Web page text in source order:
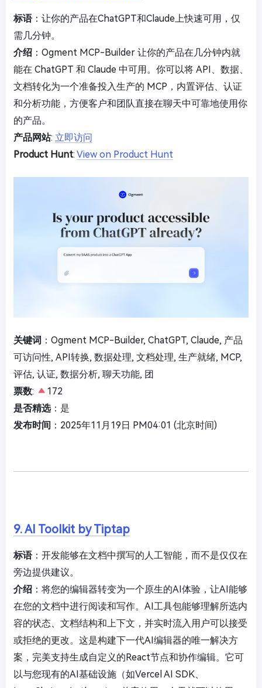
标语：让你的产品在ChatGPT和Claude上快速可用，仅
需几分钟。
介绍 ：Ogment MCP-Builder 让你的产品在几分钟内就
能在 ChatGPT 和 Claude 中可用。你可以将 API、数据、
文档转化为一个准备投入生产的 MCP，内置评估、认证
和分析功能，方便客户和团队直接在聊天中可靠地使用你
的产品。
产品网站: 立即访问
Product Hunt: View on Product Hunt
关键词 ：Ogment MCP-Builder, ChatGPT, Claude, 产品
可访问性, API转换, 数据处理, 文档处理, 生产就绪, MCP,
评估, 认证, 数据分析, 聊天功能, 团
票数:
172
是否精选：是
发布时间 ：2025年11月19日 PM04:01 (北京时间)
9. AI Toolkit by Tiptap
标语：开发能够在文档中撰写的人工智能，而不是仅仅在
旁边提供建议。
介绍 ：将您的编辑器转变为一个原生的AI体验，让AI能够
在您的文档中进行阅读和写作。AI工具包能够理解所选内
容的状态、文档结构和上下文，并实时流入用户可以接受
或拒绝的更改。这是构建下一代AI编辑器的唯一解决方
案，完美支持生成自定义的React节点和协作编辑。它可
以与您现有的AI基础设施（如Vercel AI SDK、